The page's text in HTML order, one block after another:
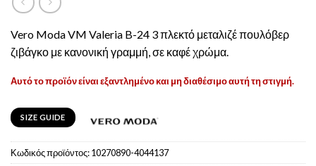
Vero Moda VM Valeria B-24 3 πλεκτό μεταλιζέ πουλόβερ
ζιβάγκο με κανονική γραμμή, σε καφέ χρώμα.
Αυτό το προϊόν είναι εξαντλημένο και μη διαθέσιμο αυτή τη στιγμή.
SIZE GUIDE
Κωδικός προϊόντος:10270890-4044137